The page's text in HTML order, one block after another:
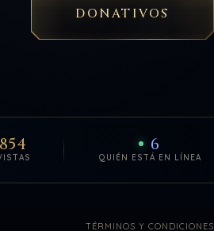
DONATIVOS
QUIÉN ESTÁ EN LÍNEA
6
TÉRMINOS Y CONDICIONES